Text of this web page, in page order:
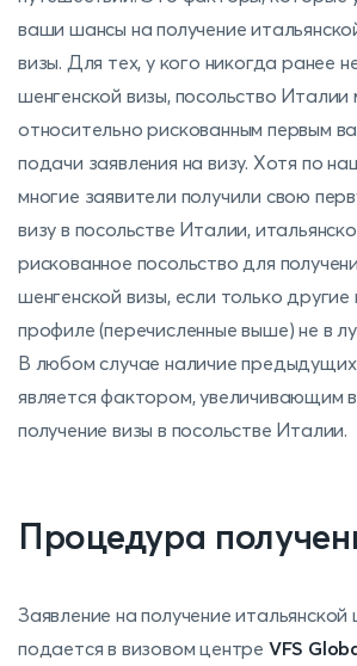
ваши шансы на получение
визы. Для тех, у кого никогда ранее
шенгенской визы, посольство
относительно рискованным первым
подачи заявления на визу. Хотя по
многие заявители получили свою
визу в посольстве Италии,
рискованное посольство для
шенгенской визы, если только
профиле (перечисленные выше) не в
В любом случае наличие предыдущих
является фактором, увеличивающим
получение визы в посольстве Италии.
Процедура
Заявление на получение итальянской
подается в визовом центре VFS